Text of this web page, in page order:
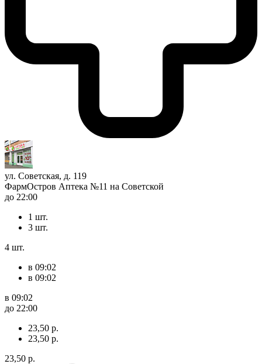
ул. Советская, д. 119
ФармОстров Аптека №11 на Советской
до 22:00
1 шт.
3 шт.
4 шт.
в 09:02
в 09:02
в 09:02
до 22:00
23,50 р.
23,50 р.
23,50 р.